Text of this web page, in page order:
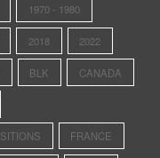
1970 - 1980
2018 2022
BLK CANADA
FRANCE